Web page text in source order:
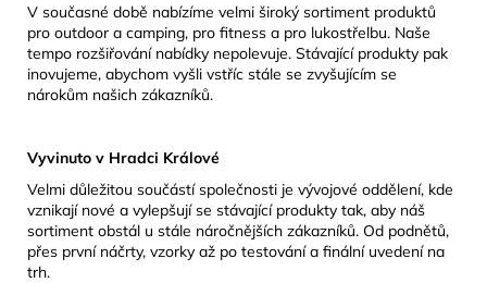
V současné době nabízíme velmi široký sortiment produktů
pro outdoor a camping, pro fitness a pro lukostřelbu. Naše
tempo rozšiřování nabídky nepolevuje. Stávající produkty pak
inovujeme, abychom vyšli vstříc stále se zvyšujícím se
nárokům našich zákazníků.
Vyvinuto v Hradci Králové
Velmi důležitou součástí společnosti je vývojové oddělení, kde
vznikají nové a vylepšují se stávající produkty tak, aby náš
sortiment obstál u stále náročnějších zákazníků. Od podnětů,
přes první náčrty, vzorky až po testování a finální uvedení na
trh.